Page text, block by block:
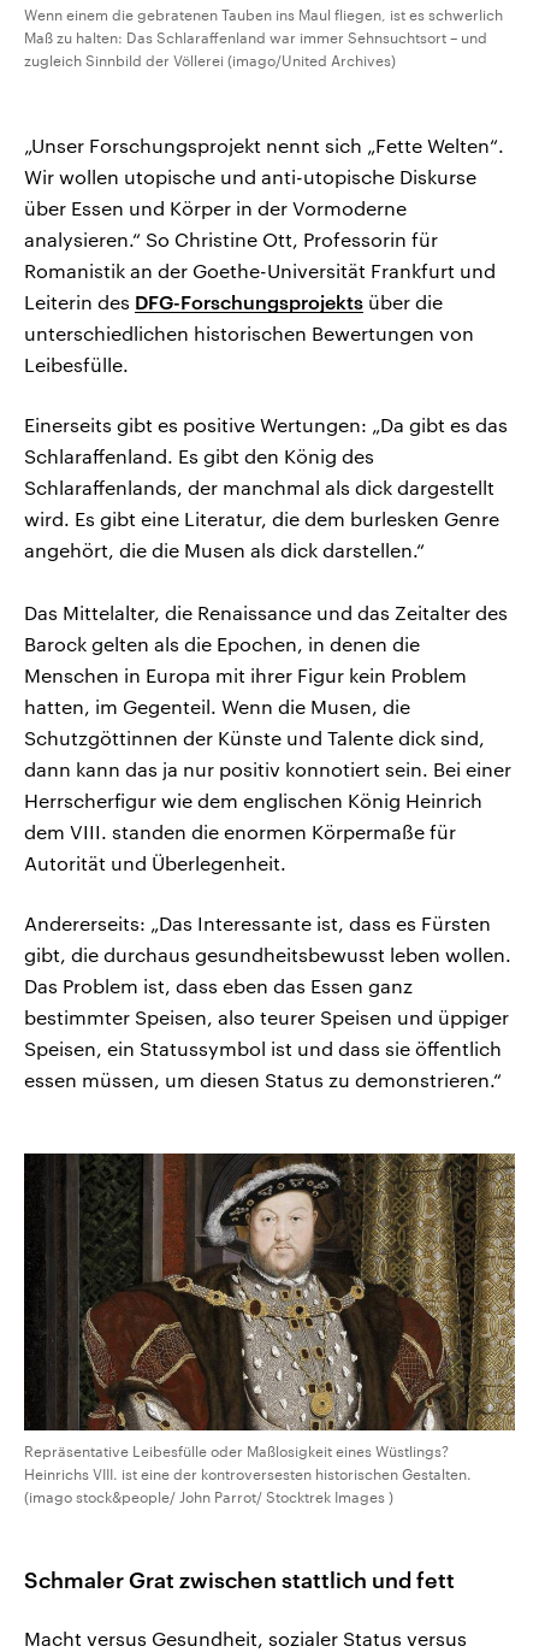
Wenn einem die gebratenen Tauben ins Maul fliegen, ist es schwerlich
Maß zu halten: Das Schlaraffenland war immer Sehnsuchtsort – und
zugleich Sinnbild der Völlerei (imago/United Archives)
„Unser Forschungsprojekt nennt sich „Fette Welten“.
Wir wollen utopische und anti-utopische Diskurse
über Essen und Körper in der Vormoderne
analysieren.“ So Christine Ott, Professorin für
Romanistik an der Goethe-Universität Frankfurt und
Leiterin des DFG-Forschungsprojekts über die
unterschiedlichen historischen Bewertungen von
Leibesfülle.
Einerseits gibt es positive Wertungen: „Da gibt es das
Schlaraffenland. Es gibt den König des
Schlaraffenlands, der manchmal als dick dargestellt
wird. Es gibt eine Literatur, die dem burlesken Genre
angehört, die die Musen als dick darstellen.“
Das Mittelalter, die Renaissance und das Zeitalter des
Barock gelten als die Epochen, in denen die
Menschen in Europa mit ihrer Figur kein Problem
hatten, im Gegenteil. Wenn die Musen, die
Schutzgöttinnen der Künste und Talente dick sind,
dann kann das ja nur positiv konnotiert sein. Bei einer
Herrscherfigur wie dem englischen König Heinrich
dem VIII. standen die enormen Körpermaße für
Autorität und Überlegenheit.
Andererseits: „Das Interessante ist, dass es Fürsten
gibt, die durchaus gesundheitsbewusst leben wollen.
Das Problem ist, dass eben das Essen ganz
bestimmter Speisen, also teurer Speisen und üppiger
Speisen, ein Statussymbol ist und dass sie öffentlich
essen müssen, um diesen Status zu demonstrieren.“
Repräsentative Leibesfülle oder Maßlosigkeit eines Wüstlings?
Heinrichs VIII. ist eine der kontroversesten historischen Gestalten.
(imago stock&people/ John Parrot/ Stocktrek Images )
Schmaler Grat zwischen stattlich und fett
Macht versus Gesundheit, sozialer Status versus